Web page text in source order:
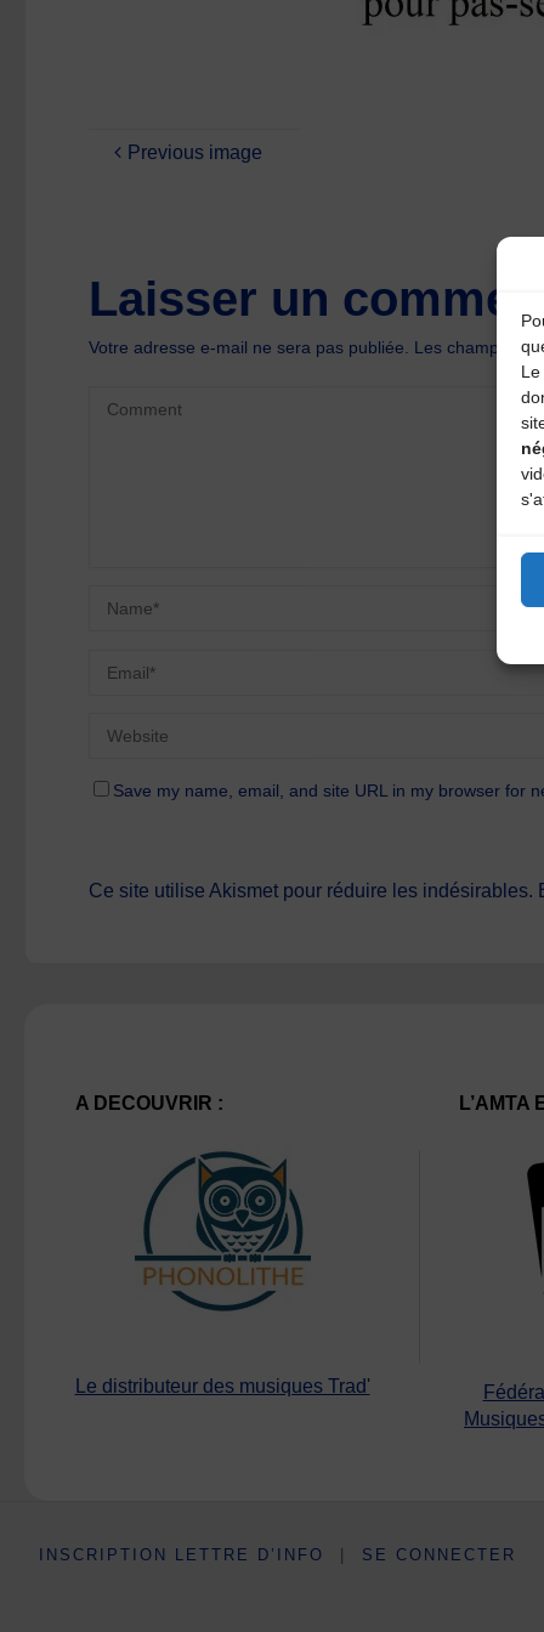
Previous image
Laisser un
Votre adresse e-mail ne sera pas publiée. Les champs
Save my name, email, and site URL in my browser for
Ce site utilise Akismet pour réduire les indésirables.
A DECOUVRIR :
Le distributeur des musiques Trad'
L’AMTA
INSCRIPTION LETTRE D’INFO | SE CONNECTER